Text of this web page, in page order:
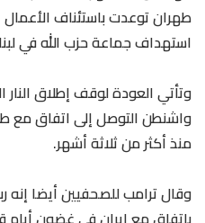
طهران توعدت باستئناف الأعمال
استهداف جماعة حزب الله في
وتأتي العودة لوقف إطلاق
واشنطن التوصل إلى اتفاق مع
منذ أكثر من ثلاثة أشهر.
وقال ترامب للصحفيين أيضا إنه